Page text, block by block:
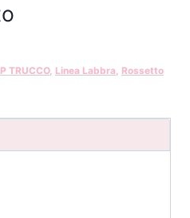
TRUCCO, Linea Labbra Rossetto